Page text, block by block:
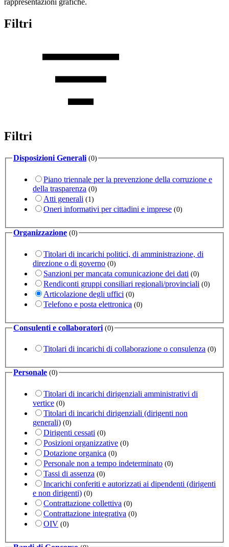
Filtri
Filtri
Disposizioni Generali (0)
Piano triennale per la prevenzione della corruzione e
della trasparenza (0)
Atti generali (1)
Oneri informativi per cittadini e imprese (0)
Organizzazione (0)
Titolari di incarichi politici, di amministrazione, di
direzione o di governo (0)
Sanzioni per mancata comunicazione dei dati (0)
Rendiconti gruppi consiliari regionali/provinciali (0)
Articolazione degli uffici (0)
Telefono e posta elettronica (0)
Consulenti e collaboratori (0)
Titolari di incarichi di collaborazione o consulenza (0)
Personale (0)
Titolari di incarichi dirigenziali amministrativi di
vertice (0)
Titolari di incarichi dirigenziali (dirigenti non
generali) (0)
Dirigenti cessati (0)
Posizioni organizzative (0)
Dotazione organica (0)
Personale non a tempo indeterminato (0)
Tassi di assenza (0)
Incarichi conferiti e autorizzati ai dipendenti (dirigenti
e non dirigenti) (0)
Contrattazione collettiva (0)
Contrattazione integrativa (0)
OIV (0)